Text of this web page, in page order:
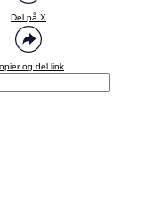
Del på X
og del link